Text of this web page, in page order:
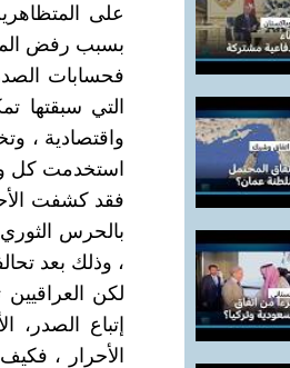
على
بسبب رفض
فحسابات
التي
واقتصادية ،
استخدمت كل
فقد كشفت
بالحرس
، وذلك بعد
لكن
إتباع الصدر،
الأحرار ،